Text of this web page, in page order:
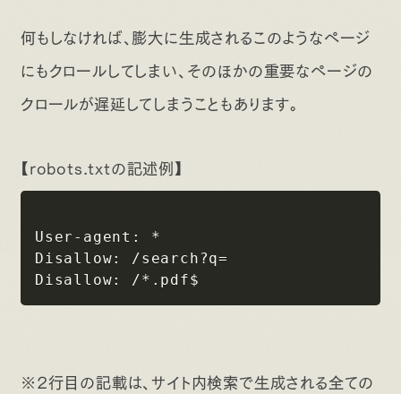
何もしなければ、膨大に生成されるこのようなページ
にもクロールしてしまい、そのほかの重要なページの
クロールが遅延してしまうこともあります。
【robots.txtの記述例】
User-agent: *
Disallow: /search?q=
※2行目の記載は、サイト内検索で生成される全ての